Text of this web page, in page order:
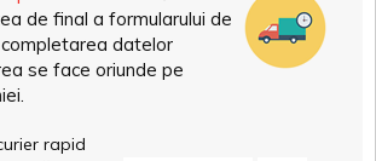
de final a formularului de
datelor
se face oriunde pe
rapid